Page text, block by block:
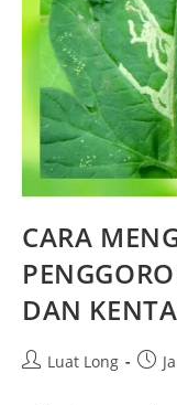
CARA
DAN
Luat Long